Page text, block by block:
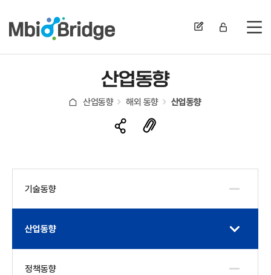
전
산업동향
산업동향 해외 동향 산업동향
기술동향
산업동향
정책동향